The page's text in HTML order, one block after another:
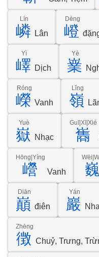
嶙
Lín
Lân 嶝
Dèng
嶧
Yì
Dịch 嶪
Yè
嶸
Róng
Vanh 嶺
Lǐng
嶽
Yuè
Nhạc 巂
Guī|Xī|Xié
巆
Hōng|Yíng
Vanh 巍
巔
Diān
điên 巖
Yán
徴
Zhēng
Chuỷ, Trưng,